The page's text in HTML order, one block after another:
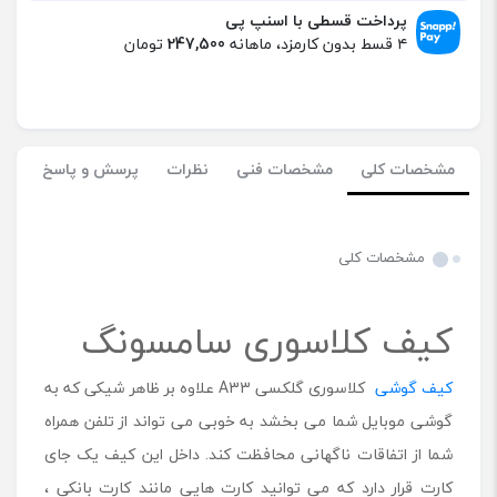
ف
ک
ی
ی
س
ا
م
و
ن
پرداخت قسطی با اسنپ پی
۴ قسط بدون کارمزد، ماهانه
247,500 تومان
مشخصات کلی مشخصات فنی نظرات پرسش و پاسخ
مشخصات کلی
کیف کلاسوری سامسونگ
کیف گوشی
کلاسوری گلکسی A33 علاوه بر ظاهر شیکی که به
گوشی موبایل شما می بخشد به خوبی می تواند از تلفن همراه
شما از اتفاقات ناگهانی محافظت کند. داخل این کیف یک جای
کارت قرار دارد که می توانید کارت هایی مانند کارت بانکی ،